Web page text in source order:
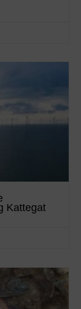
Kattegat